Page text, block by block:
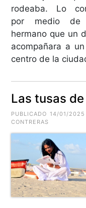
rodeaba. Lo
por medio de
hermano que un
acompañara a
centro de la
Las tusas
PUBLICADO 14/01/
CONTRERAS